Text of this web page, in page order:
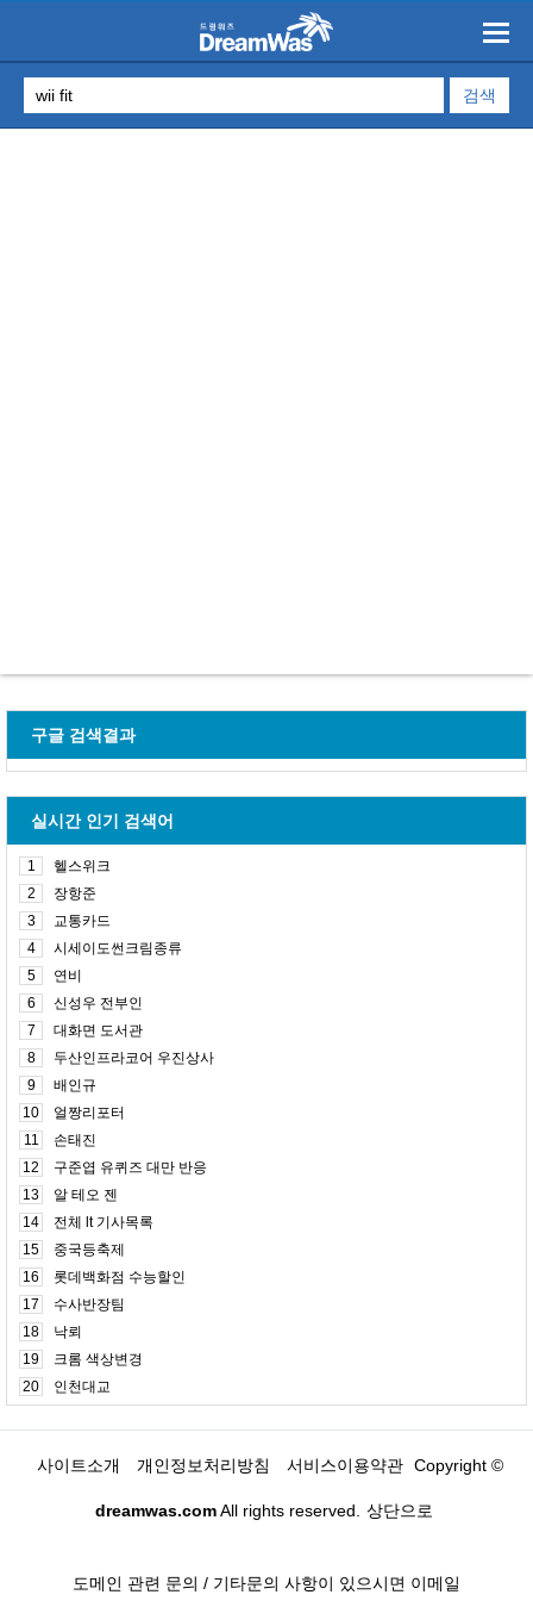
구글 검색결과
실시간 인기 검색어
1
헬스위크
2
장항준
3
교통카드
4
시세이도썬크림종류
5
연비
6
신성우 전부인
7
대화면 도서관
8
두산인프라코어 우진상사
9
배인규
10
얼짱리포터
11
손태진
12
구준엽 유퀴즈 대만 반응
13
알 테오 젠
14
전체 lt 기사목록
15
중국등축제
16
롯데백화점 수능할인
17
수사반장팀
18
낙뢰
19
크롬 색상변경
20
인천대교
사이트소개 개인정보처리방침 서비스이용약관 Copyright ©
dreamwas.comAll rights reserved. 상단으로
도메인 관련 문의 / 기타문의 사항이 있으시면 이메일